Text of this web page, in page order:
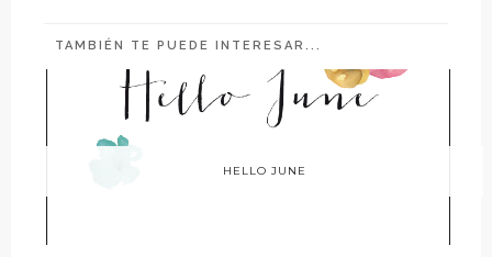
TAMBIÉN TE PUEDE INTERESAR...
HELLO JUNE